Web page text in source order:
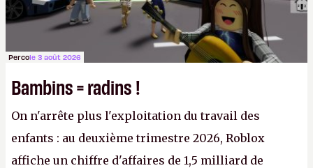
Percole 3 août 2026
Bambins = radins !
On n'arrête plus l'exploitation du travail des
enfants : au deuxième trimestre 2026, Roblox
affiche un chiffre d'affaires de 1,5 milliard de